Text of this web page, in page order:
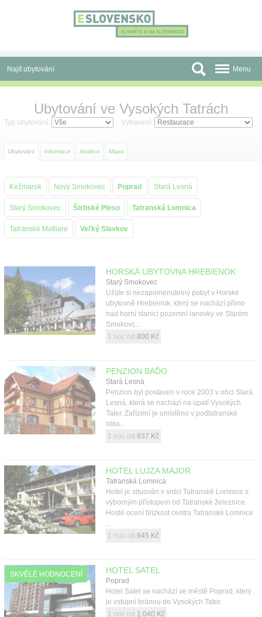
Najít ubytování
Slevy a Last Minute
Před cestou
Atrakce
Kontakt
Menu
Ubytování ve Vysokých Tatrách
Typ ubytování: Vybavení:
Ubytování Informace Atrakce Mapa
Kežmarok Nový Smokovec Poprad Stará Lesná
Starý Smokovec Štrbské Pleso Tatranská Lomnica
Tatranské Matliare Veľký Slavkov
HORSKÁ UBYTOVNA HREBIENOK
Starý Smokovec
Užijte si nezapomenutelný pobyt v Horské
ubytovně Hrebienok, který se nachází přímo
nad horní stanicí pozemní lanovky ve Starém
Smokovc...
1 noc od 800 Kč
PENZION BAĎO
Stará Lesná
Penzion byl postaven v roce 2003 v obci Stará
Lesná, která se nachází na úpatí Vysokých
Tater. Zařízení je umístěno v podtatranské
obla...
1 noc od 837 Kč
HOTEL LUJZA MAJOR
Tatranská Lomnica
Hotel je situován v srdci Tatranské Lomnice s
výborným přístupem od Tatranské železnice.
Hosté ocení blízkost centra Tatranské Lomnice
...
1 noc od 945 Kč
SKVĚLÉ HODNOCENÍ HOTEL SATEL
Poprad
Hotel Satel se nachází ve městě Poprad, který
je vstupní bránou do Vysokých Tater.
1 noc od 1 040 Kč